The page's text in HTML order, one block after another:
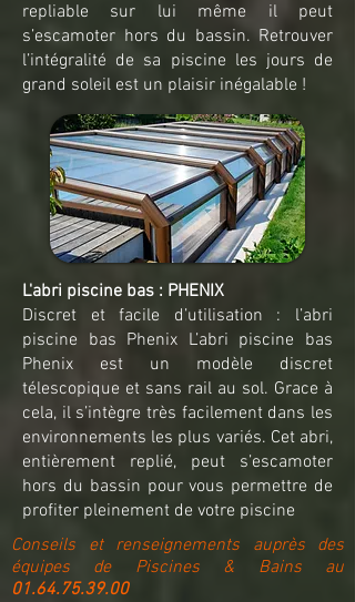
repliable sur lui même il peut
s’escamoter hors du bassin. Retrouver
l’intégralité de sa piscine les jours de
grand soleil est un plaisir inégalable !
L'abri piscine bas : PHENIX
Discret et facile d’utilisation : l’abri
piscine bas Phenix L’abri piscine bas
Phenix est un modèle discret
télescopique et sans rail au sol. Grace à
cela, il s’intègre très facilement dans les
environnements les plus variés. Cet abri,
entièrement replié, peut s’escamoter
hors du bassin pour vous permettre de
profiter pleinement de votre piscine
Conseils et renseignements auprès des
équipes de Piscines & Bains au
01.64.75.39.00